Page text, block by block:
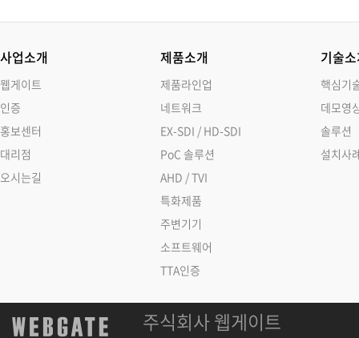
사업소개
웹게이트
인증
홍보센터
대리점
오시는길
제품소개
제품라인업
네트워크
EX-SDI / HD-SDI
PoC 솔루션
AHD / TVI
특화제품
주변기기
소프트웨어
TTA인증
기술
핵심기
데모영
솔루션
설치사
주식회사 웹게이트